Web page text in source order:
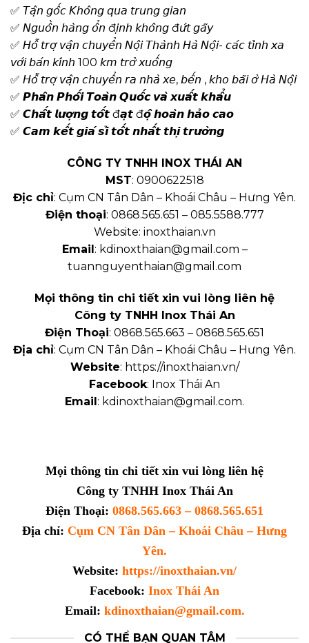
✅ 𝘛𝘢̣̂𝘯 𝘨𝘰̂́𝘤 𝘒𝘩𝘰̂𝘯𝘨 𝘲𝘶𝘢 𝘵𝘳𝘶𝘯𝘨 𝘨𝘪𝘢𝘯
✅ 𝘕𝘨𝘶𝘰̂̀𝘯 𝘩𝘢̀𝘯𝘨 𝘰̂̉𝘯 đ𝘪̣𝘯𝘩 𝘬𝘩𝘰̂𝘯𝘨 đ𝘶̛́𝘵 𝘨𝘢̃𝘺
✅ 𝘏𝘰̂̃ 𝘵𝘳𝘰̛̣ 𝘷𝘢̣̂𝘯 𝘤𝘩𝘶𝘺𝘦̂̉𝘯 𝘕𝘰̣̂𝘪 𝘛𝘩𝘢̀𝘯𝘩 𝘏𝘢̀ 𝘕𝘰̣̂𝘪- 𝘤𝘢́𝘤 𝘵𝘪̉𝘯𝘩 𝘹𝘢
𝘷𝘰̛́𝘪 𝘣𝘢́𝘯 𝘬𝘪́𝘯𝘩 100 𝘬𝘮 𝘵𝘳𝘰̛̉ 𝘹𝘶𝘰̂́𝘯𝘨
✅ 𝘏𝘰̂̃ 𝘵𝘳𝘰̛̣ 𝘷𝘢̣̂𝘯 𝘤𝘩𝘶𝘺𝘦̂̉𝘯 𝘳𝘢 𝘯𝘩𝘢̀ 𝘹𝘦, 𝘣𝘦̂́𝘯 , 𝘬𝘩𝘰 𝘣𝘢̃𝘪 𝘰̛̉ 𝘏𝘢̀ 𝘕𝘰̣̂𝘪
✅ 𝙋𝙝𝙖̂𝙣 𝙋𝙝𝙤̂́𝙞 𝙏𝙤𝙖̀𝙣 𝙌𝙪𝙤̂́𝙘 𝙫𝙖̀ 𝙭𝙪𝙖̂́𝙩 𝙠𝙝𝙖̂̉𝙪
✅ 𝘾𝙝𝙖̂́𝙩 𝙡𝙪̛𝙤̛̣𝙣𝙜 𝙩𝙤̂́𝙩 đ𝙖̣𝙩 đ𝙤̣̂ 𝙝𝙤𝙖̀𝙣 𝙝𝙖̉𝙤 𝙘𝙖𝙤
✅ 𝘾𝙖𝙢 𝙠𝙚̂́𝙩 𝙜𝙞𝙖́ 𝙨𝙞̉ 𝙩𝙤̂́𝙩 𝙣𝙝𝙖̂́𝙩 𝙩𝙝𝙞̣ 𝙩𝙧𝙪̛𝙤̛̀𝙣𝙜
CÔNG TY TNHH INOX THÁI AN
MST: 0900622518
Địc chỉ: Cụm CN Tân Dân – Khoái Châu – Hưng Yên.
Điện thoại: 0868.565.651 – 085.5588.777
Website: inoxthaian.vn
Email: kdinoxthaian@gmail.com –
tuannguyenthaian@gmail.com
Mọi thông tin chi tiết xin vui lòng liên hệ
Công ty TNHH Inox Thái An
Điện Thoại: 0868.565.663 – 0868.565.651
Địa chỉ: Cụm CN Tân Dân – Khoái Châu – Hưng Yên.
Website: https://inoxthaian.vn/
Facebook: Inox Thái An
Email: kdinoxthaian@gmail.com.
Mọi thông tin chi tiết xin vui lòng liên hệ
Công ty TNHH Inox Thái An
Điện Thoại: 0868.565.663 – 0868.565.651
Địa chỉ: Cụm CN Tân Dân – Khoái Châu – Hưng
Yên.
Website: https://inoxthaian.vn/
Facebook: Inox Thái An
Email: kdinoxthaian@gmail.com.
CÓ THỂ BẠN QUAN TÂM